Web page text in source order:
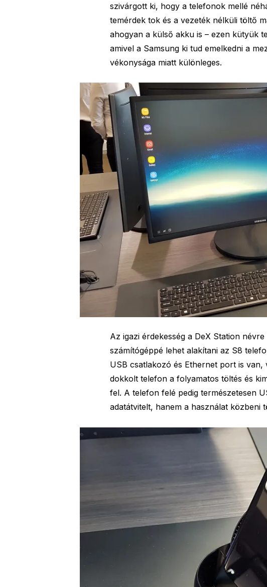
szivárgott ki, hogy a telefonok mellé
temérdek tok és a vezeték nélküli töltő
ahogyan a külső akku is – ezen kütyük
amivel a Samsung ki tud emelkedni a
vékonysága miatt különleges.
Az igazi érdekesség a DeX Station
számítógéppé lehet alakítani az S8
USB csatlakozó és Ethernet port is
dokkolt telefon a folyamatos töltés és
fel. A telefon felé pedig természetesen
adatátvitelt, hanem a használat közbeni